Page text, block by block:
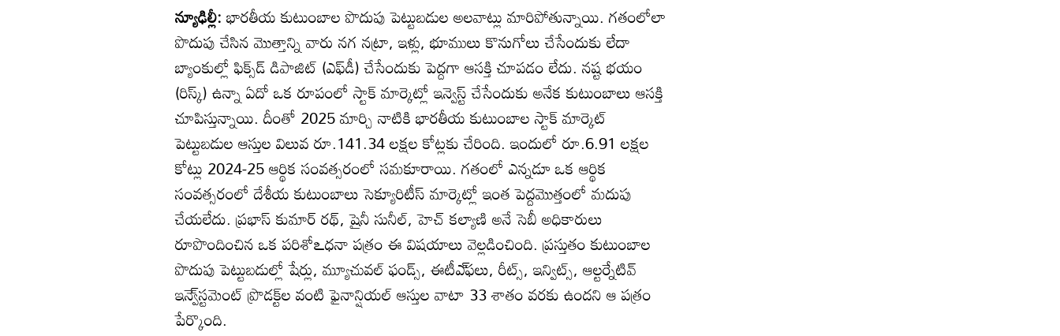
న్యూఢిల్లీ:భారతీయ కుటుంబాల పొదుపు పెట్టుబడుల అలవాట్లు మారిపోతున్నాయి. గతంలోలా
పొదుపు చేసిన మొత్తాన్ని వారు నగ నట్రా, ఇళ్లు, భూములు కొనుగోలు చేసేందుకు లేదా
బ్యాంకుల్లో ఫిక్స్‌డ్‌ డిపాజిట్‌ (ఎఫ్‌డీ) చేసేందుకు పెద్దగా ఆసక్తి చూపడం లేదు. నష్ట భయం
(రిస్క్‌) ఉన్నా ఏదో ఒక రూపంలో స్టాక్‌ మార్కెట్లో ఇన్వెస్ట్‌ చేసేందుకు అనేక కుటుంబాలు ఆసక్తి
చూపిస్తున్నాయి. దీంతో 2025 మార్చి నాటికి భారతీయ కుటుంబాల స్టాక్‌ మార్కెట్‌
పెట్టుబడుల ఆస్తుల విలువ రూ.141.34 లక్షల కోట్లకు చేరింది. ఇందులో రూ.6.91 లక్షల
కోట్లు 2024-25 ఆర్థిక సంవత్సరంలో సమకూరాయి. గతంలో ఎన్నడూ ఒక ఆర్థిక
సంవత్సరంలో దేశీయ కుటుంబాలు సెక్యూరిటీస్‌ మార్కెట్లో ఇంత పెద్దమొత్తంలో మదుపు
చేయలేదు. ప్రభాస్‌ కుమార్‌ రథ్‌, షైనీ సునీల్‌, హెచ్‌ కల్యాణి అనే సెబీ అధికారులు
రూపొందించిన ఒక పరిశోఽధనా పత్రం ఈ విషయాలు వెల్లడించింది. ప్రస్తుతం కుటుంబాల
పొదుపు పెట్టుబడుల్లో షేర్లు, మ్యూచువల్‌ ఫండ్స్‌, ఈటీఎ్‌ఫలు, రీట్స్‌, ఇన్విట్స్‌, ఆల్టర్నేటివ్‌
ఇన్వె్‌స్టమెంట్‌ ప్రొడక్ట్‌ల వంటి ఫైనాన్షియల్‌ ఆస్తుల వాటా 33 శాతం వరకు ఉందని ఆ పత్రం
పేర్కొంది.